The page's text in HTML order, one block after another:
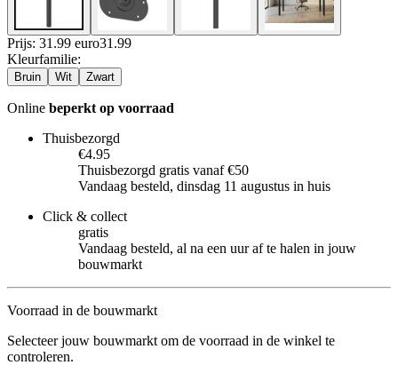
Prijs: 31.99 euro31 .99
Kleurfamilie:
Bruin Wit Zwart
Online beperkt op voorraad
Thuisbezorgd
€4.95
Thuisbezorgd gratis vanaf €50
Vandaag besteld, dinsdag 11 augustus in huis
Click & collect
gratis
Vandaag besteld, al na een uur af te halen in jouw
bouwmarkt
Voorraad in de bouwmarkt
Selecteer jouw bouwmarkt om de voorraad in de winkel te
controleren.